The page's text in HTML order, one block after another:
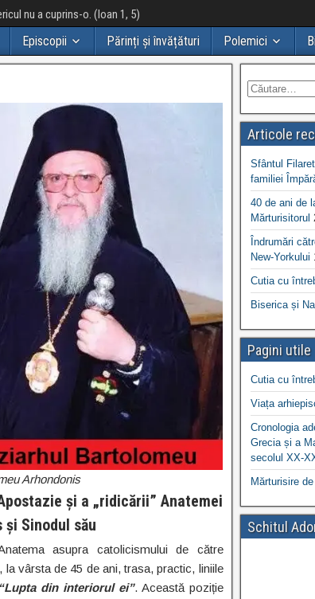
nu a cuprins-o. (Ioan 1, 5)
Episcopii Părinți și învățături Polemici
Arhondonis
și a „ridicării” Anatemei
Sinodul său
asupra catolicismului de către
la vârsta de 45 de ani, trasa, practic, liniile
“Lupta din interiorul ei”. Această poziție
Articole
Sfântul
familiei
40 de ani de
Mărturisitorul
Îndrumări
New-Yorkului
Cutia cu
Biserica și
Pagini utile
Cutia cu
Viața
Cronologia
Grecia și a
secolul XX-
Mărturisire
Schitul